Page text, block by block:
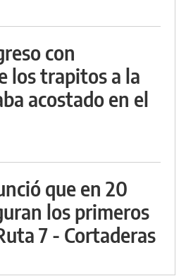
con
los trapitos a la
acostado en el
que en 20
los primeros
7 - Cortaderas